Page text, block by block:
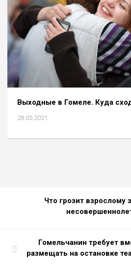
Выходные в Гомеле. Куда
28.05.2021
Что грозит взрослому
Гомельчанин требует
размещать на остановке